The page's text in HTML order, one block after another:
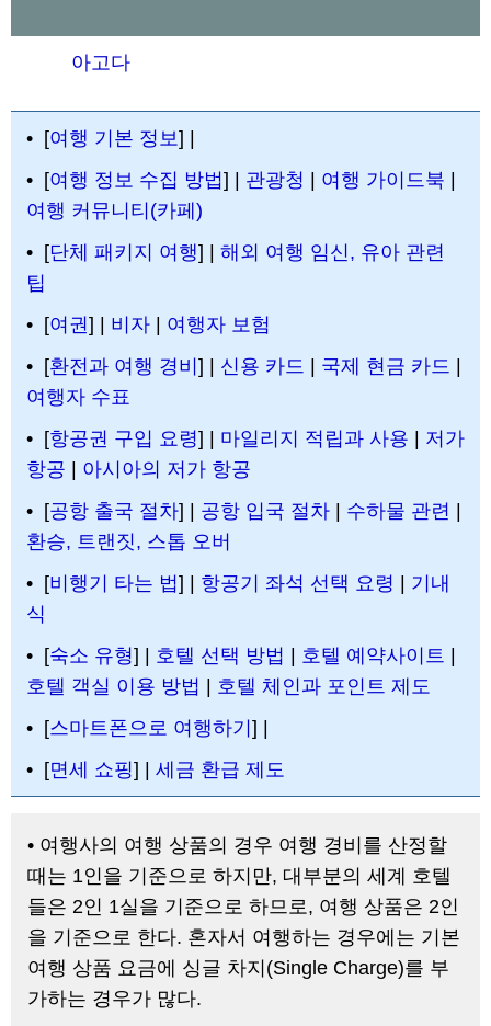
아고다
• [여행 기본 정보] |
• [여행 정보 수집 방법] | 관광청 여행 가이드북
여행 커뮤니티(카페)
• [단체 패키지 여행] | 해외 여행 임신, 유아 관련
팁
• [여권] | 비자
여행자 보험
• [환전과 여행 경비 ] | 신용 카드 국제 현금 카드
여행자 수표
• [항공권 구입 요령] | 마일리지 적립과 사용
저가
항공
아시아의 저가 항공
• [공항 출국 절차] | 공항 입국 절차 수하물 관련
환승, 트랜짓, 스톱 오버
• [비행기 타는 법] | 항공기 좌석 선택 요령
기내
식
• [숙소 유형] | 호텔 선택 방법 호텔 예약사이트
호텔 객실 이용 방법
호텔 체인과 포인트 제도
• [스마트폰으로 여행하기 ] |
• [면세 쇼핑] | 세금 환급 제도
• 여행사의 여행 상품의 경우 여행 경비를 산정할
때는 1인을 기준으로 하지만, 대부분의 세계 호텔
들은 2인 1실을 기준으로 하므로, 여행 상품은 2인
을 기준으로 한다. 혼자서 여행하는 경우에는 기본
여행 상품 요금에 싱글 차지(Single Charge)를 부
가하는 경우가 많다.